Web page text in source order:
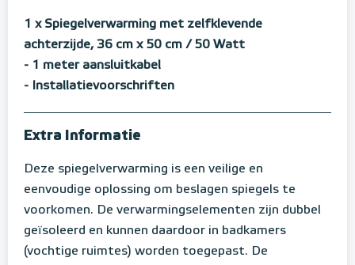
1 x Spiegelverwarming met zelfklevende
achterzijde, 36 cm x 50 cm / 50 Watt
- 1 meter aansluitkabel
- Installatievoorschriften
Extra Informatie
Deze spiegelverwarming is een veilige en
eenvoudige oplossing om beslagen spiegels te
voorkomen. De verwarmingselementen zijn dubbel
geïsoleerd en kunnen daardoor in badkamers
(vochtige ruimtes) worden toegepast. De